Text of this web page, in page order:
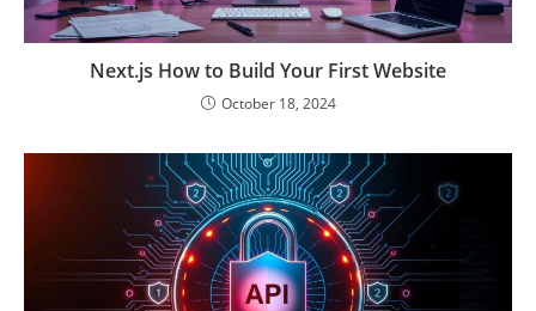
Next.js How to Build Your First Website
October 18, 2024